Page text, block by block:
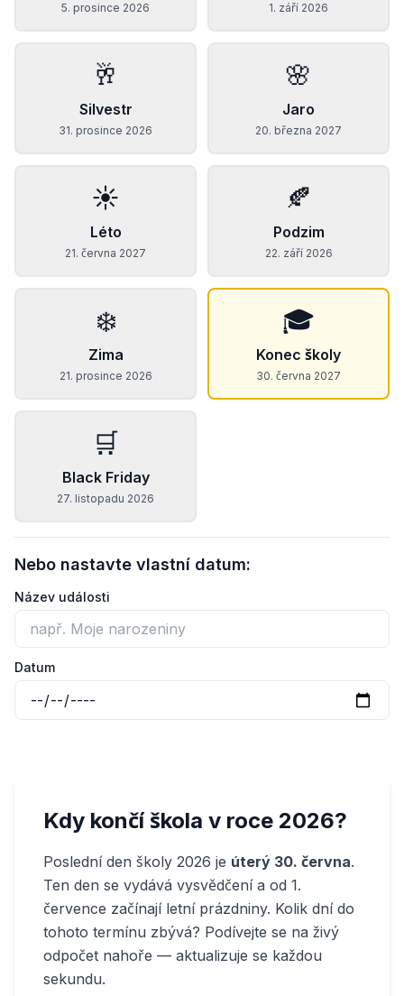
5. prosince 2026 1. září 2026
🥂
Silvestr
31. prosince 2026
🌸
Jaro
20. března 2027
☀️
Léto
21. června 2027
🍂
Podzim
22. září 2026
❄️
Zima
21. prosince 2026
🎓
Konec školy
30. června 2027
🛒
Black Friday
27. listopadu 2026
Nebo nastavte vlastní datum:
Název události
Datum
Kdy končí škola v roce 2026?
Poslední den školy 2026 je úterý 30. června.
Ten den se vydává vysvědčení a od 1.
července začínají letní prázdniny. Kolik dní do
tohoto termínu zbývá? Podívejte se na živý
odpočet nahoře — aktualizuje se každou
sekundu.